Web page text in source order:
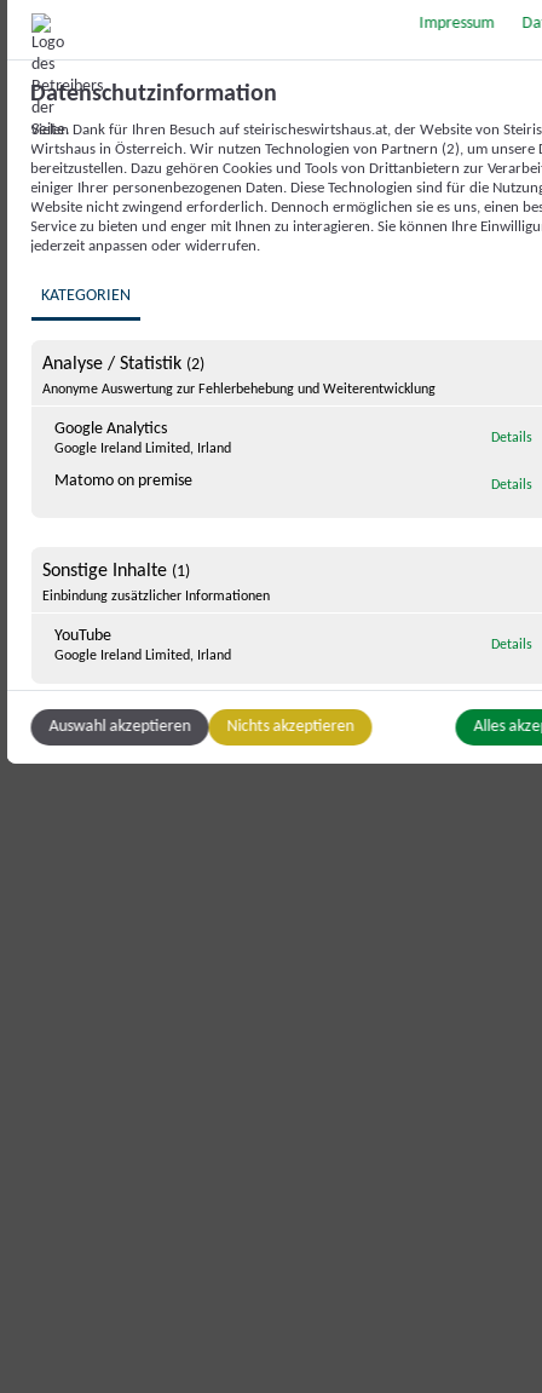
Impressum
Datenschutzinformation
Vielen Dank für Ihren Besuch auf steirischeswirtshaus.at, der Website von
Wirtshaus in Österreich. Wir nutzen Technologien von Partnern (2), um unsere
bereitzustellen. Dazu gehören Cookies und Tools von Drittanbietern zur
einiger Ihrer personenbezogenen Daten. Diese Technologien sind für die
Website nicht zwingend erforderlich. Dennoch ermöglichen sie es uns, einen
Service zu bieten und enger mit Ihnen zu interagieren. Sie können Ihre
jederzeit anpassen oder widerrufen.
KATEGORIEN
Analyse / Statistik (2)
Anonyme Auswertung zur Fehlerbehebung und Weiterentwicklung
Google Analytics
Google Ireland Limited, Irland
Details
Matomo on premise Details
Sonstige Inhalte (1)
Einbindung zusätzlicher Informationen
YouTube
Google Ireland Limited, Irland
Details
Auswahl akzeptieren Nichts akzeptieren Alles